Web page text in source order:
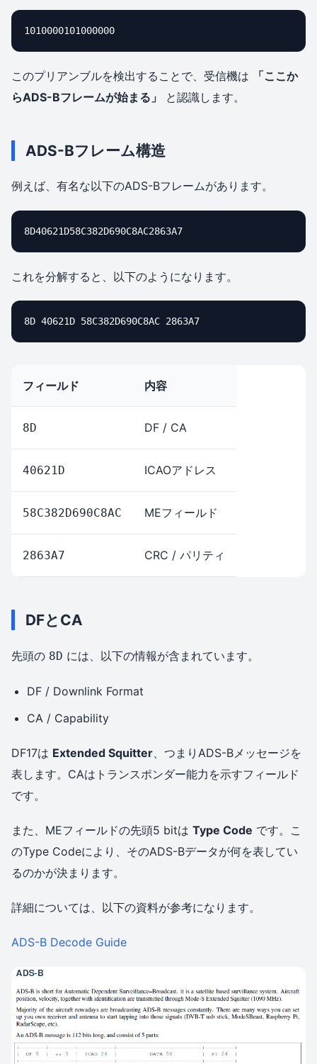
1010000101000000
このプリアンブルを検出することで、受信機は
「ここか
らADS-Bフレームが始まる」
と認識します。
ADS-Bフレーム構造
例えば、有名な以下のADS-Bフレームがあります。
8D40621D58C382D690C8AC2863A7
これを分解すると、以下のようになります。
8D 40621D 58C382D690C8AC 2863A7
フィールド 内容
8D DF / CA
40621D ICAOアドレス
58C382D690C8AC MEフィールド
2863A7 CRC / パリティ
DFとCA
先頭の 8D には、以下の情報が含まれています。
DF / Downlink Format
CA / Capability
DF17は Extended Squitter 、つまりADS-Bメッセージを
表します。CAはトランスポンダー能力を示すフィールド
です。
また、MEフィールドの先頭5 bitは Type Code です。こ
のType Codeにより、そのADS-Bデータが何を表してい
るのかが決まります。
詳細については、以下の資料が参考になります。
ADS-B Decode Guide